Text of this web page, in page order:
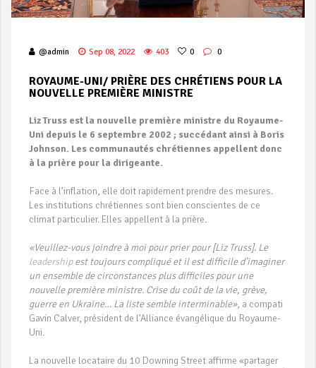
@admin Sep 08, 2022 403 0 0
ROYAUME-UNI/ PRIÈRE DES CHRÉTIENS POUR LA
NOUVELLE PREMIÈRE MINISTRE
Liz Truss est la nouvelle première ministre du Royaume-
Uni depuis le 6 septembre 2002 ; succédant ainsi à Boris
Johnson. Les communautés chrétiennes appellent donc
à la prière pour la dirigeante.
Face à l’inflation, elle doit rapidement prendre des mesures.
Les institutions chrétiennes sont bien conscientes de ce
climat particulier. Elles appellent à la prière.
«Veuillez-vous joindre à moi pour prier pour [Liz Truss]. Le
leadershipest toujours compliqué et il est difficile d’imaginer
un ensemble de circonstances plus difficiles pour une
nouvelle première ministre. Crise du coût de la vie, grève,
guerre en Ukraine… La liste semble interminable», a compati
Gavin Calver, président de l’Alliance évangélique du Royaume-
Uni.
La nouvelle locataire du 10 Downing Street affirme «partager